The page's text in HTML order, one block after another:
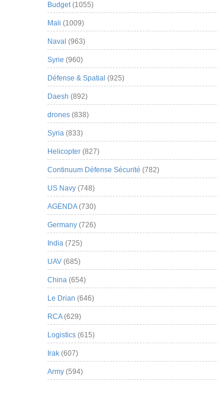
Budget(1055)
Mali (1009)
Naval (963)
Syrie (960)
Défense & Spatial (925)
Daesh (892)
drones (838)
Syria (833)
Helicopter (827)
Continuum Défense Sécurité (782)
US Navy (748)
AGENDA(730)
Germany (726)
India (725)
UAV (685)
China (654)
Le Drian (646)
RCA(629)
Logistics (615)
Irak (607)
Army (594)